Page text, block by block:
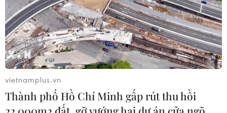
Những định hướng lớn
trong thực hiện Nghị quyết 57-
NQ/TW
07/08/2026 08:18
Tây Ninh thúc đẩy bình dân học vụ
số, tạo động lực phát triển kinh tế số
vietnamplus.vn
Thành phố Hồ Chí Minh gấp rút thu hồi